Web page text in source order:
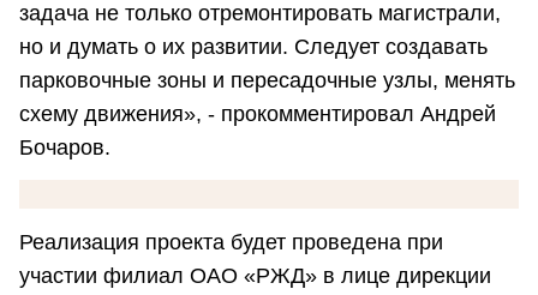
задача не только отремонтировать магистрали,
но и думать о их развитии. Следует создавать
парковочные зоны и пересадочные узлы, менять
схему движения», - прокомментировал Андрей
Бочаров.
Реализация проекта будет проведена при
участии филиал ОАО «РЖД» в лице дирекции